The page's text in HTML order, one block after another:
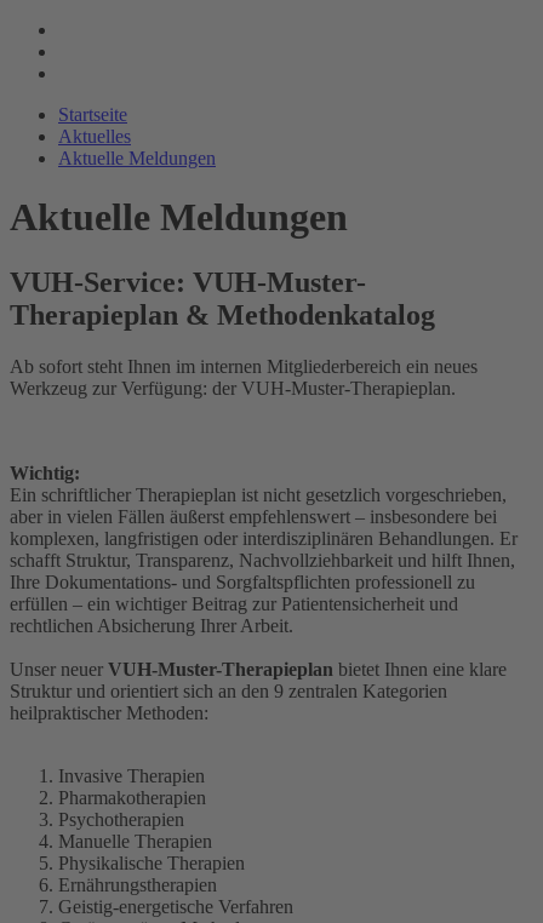
Startseite
Aktuelles
Aktuelle Meldungen
Aktuelle Meldungen
VUH-Service: VUH-Muster-
Therapieplan & Methodenkatalog
Ab sofort steht Ihnen im internen Mitgliederbereich ein neues
Werkzeug zur Verfügung: der VUH-Muster-Therapieplan.
Wichtig:
Ein schriftlicher Therapieplan ist nicht gesetzlich vorgeschrieben,
aber in vielen Fällen äußerst empfehlenswert – insbesondere bei
komplexen, langfristigen oder interdisziplinären Behandlungen. Er
schafft Struktur, Transparenz, Nachvollziehbarkeit und hilft Ihnen,
Ihre Dokumentations- und Sorgfaltspflichten professionell zu
erfüllen – ein wichtiger Beitrag zur Patientensicherheit und
rechtlichen Absicherung Ihrer Arbeit.
Unser neuer VUH-Muster-Therapieplan bietet Ihnen eine klare
Struktur und orientiert sich an den 9 zentralen Kategorien
heilpraktischer Methoden:
Invasive Therapien
Pharmakotherapien
Psychotherapien
Manuelle Therapien
Physikalische Therapien
Ernährungstherapien
Geistig-energetische Verfahren